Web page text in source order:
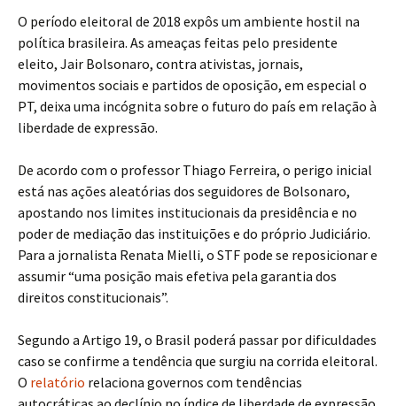
O período eleitoral de 2018 expôs um ambiente hostil na
política brasileira. As ameaças feitas pelo presidente
eleito, Jair Bolsonaro, contra ativistas, jornais,
movimentos sociais e partidos de oposição, em especial o
PT, deixa uma incógnita sobre o futuro do país em relação à
liberdade de expressão.
De acordo com o professor Thiago Ferreira, o perigo inicial
está nas ações aleatórias dos seguidores de Bolsonaro,
apostando nos limites institucionais da presidência e no
poder de mediação das instituições e do próprio Judiciário.
Para a jornalista Renata Mielli, o STF pode se reposicionar e
assumir “uma posição mais efetiva pela garantia dos
direitos constitucionais”.
Segundo a Artigo 19, o Brasil poderá passar por dificuldades
caso se confirme a tendência que surgiu na corrida eleitoral.
O relatório relaciona governos com tendências